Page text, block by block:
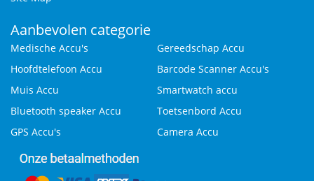
Aanbevolen categorie
Medische Accu's
Gereedschap Accu
Hoofdtelefoon Accu
Barcode Scanner Accu's
Muis Accu
Smartwatch accu
Bluetooth speaker Accu
Toetsenbord Accu
GPS Accu's
Camera Accu